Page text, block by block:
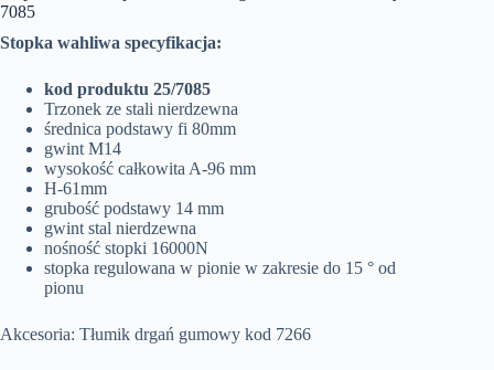
7085
Stopka wahliwa specyfikacja:
kod produktu 25/7085
Trzonek ze stali nierdzewna
średnica podstawy fi 80mm
gwint M14
wysokość całkowita A-96 mm
H-61mm
grubość podstawy 14 mm
gwint stal nierdzewna
nośność stopki 16000N
stopka regulowana w pionie w zakresie do 15 ° od
pionu
Akcesoria: Tłumik drgań gumowy kod 7266